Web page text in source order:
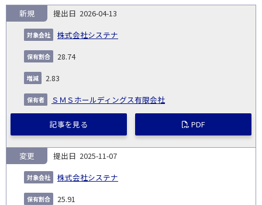
NO.
告
義
務
発
生
日
提
日
証券
対
2026-04-13
株式会社システナ
新規
28.74
2.83
ＳＭＳホールディングス有限会社
記事を見る PDF
2025-11-07
株式会社システナ
変更
25.91